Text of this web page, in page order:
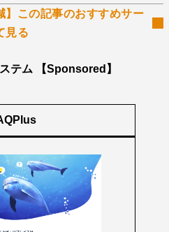
】この記事のおすすめサー
見る
テム 【Sponsored】